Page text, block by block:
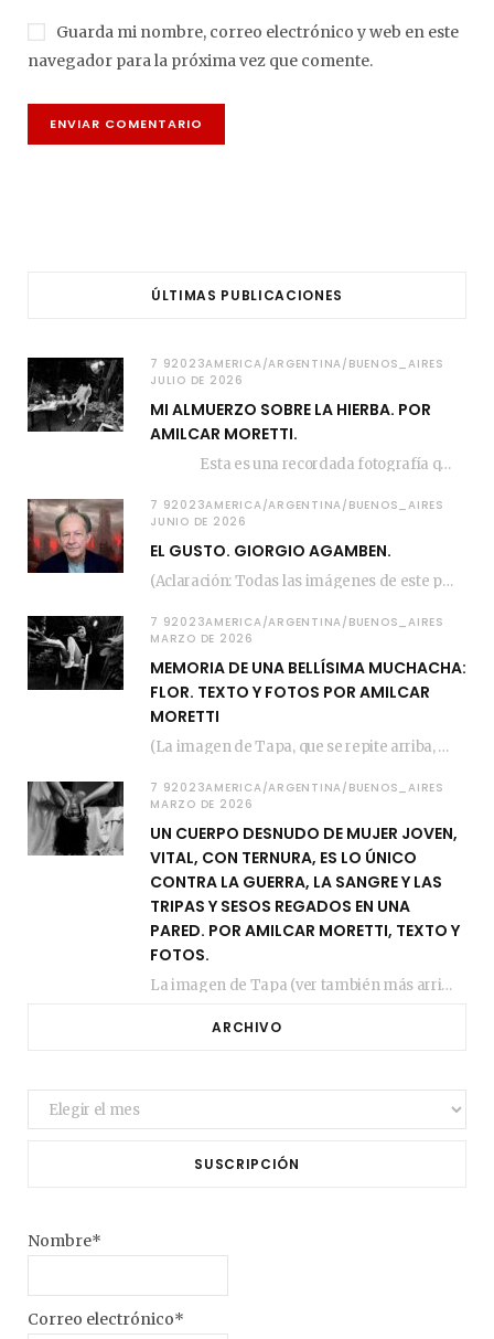
Guarda mi nombre, correo electrónico y web en este
navegador para la próxima vez que comente.
ÚLTIMAS PUBLICACIONES
7 92023AMERICA/ARGENTINA/BUENOS_AIRES
JULIO DE 2026
MI ALMUERZO SOBRE LA HIERBA. POR
AMILCAR MORETTI.
Esta es una recordada fotografía que registré…
7 92023AMERICA/ARGENTINA/BUENOS_AIRES
JUNIO DE 2026
EL GUSTO. GIORGIO AGAMBEN.
(Aclaración: Todas las imágenes de este posteo fueron tomadas de Bloghemia.com, y todos los…
7 92023AMERICA/ARGENTINA/BUENOS_AIRES
MARZO DE 2026
MEMORIA DE UNA BELLÍSIMA MUCHACHA:
FLOR. TEXTO Y FOTOS POR AMILCAR
MORETTI
(La imagen de Tapa, que se repite arriba, fue compuesta por Amilcar Moretti el viernes…
7 92023AMERICA/ARGENTINA/BUENOS_AIRES
MARZO DE 2026
UN CUERPO DESNUDO DE MUJER JOVEN,
VITAL, CON TERNURA, ES LO ÚNICO
CONTRA LA GUERRA, LA SANGRE Y LAS
TRIPAS Y SESOS REGADOS EN UNA
PARED. POR AMILCAR MORETTI, TEXTO Y
FOTOS.
La imagen de Tapa (ver también más arriba) fue compuesta en estos días de febrero…
ARCHIVO
Archivo
SUSCRIPCIÓN
Nombre*
Correo electrónico*